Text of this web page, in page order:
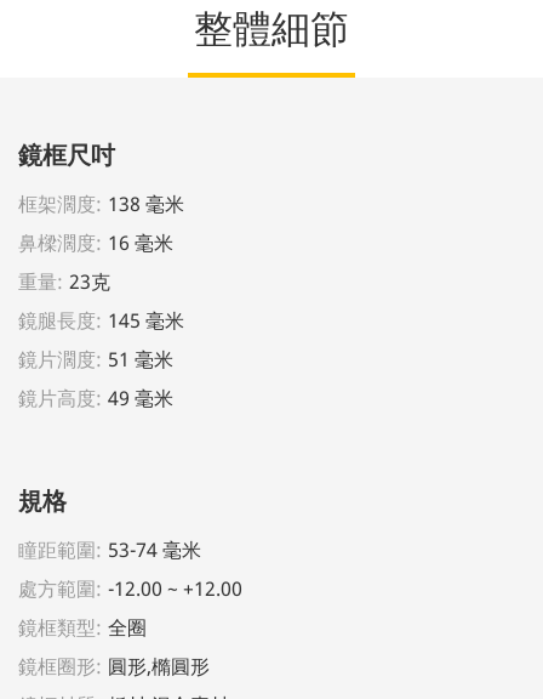
整體細節
鏡框尺吋
框架濶度: 138 毫米
鼻樑濶度: 16 毫米
重量: 23克
鏡腿長度: 145 毫米
鏡片濶度: 51 毫米
鏡片高度: 49 毫米
規格
瞳距範圍: 53-74 毫米
處方範圍: -12.00 ~ +12.00
鏡框類型: 全圈
鏡框圈形: 圓形,橢圓形